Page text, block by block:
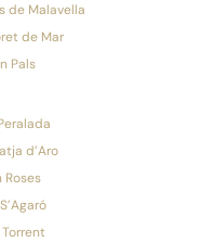
de Malavella
de Mar
Pals
d’Aro
Roses